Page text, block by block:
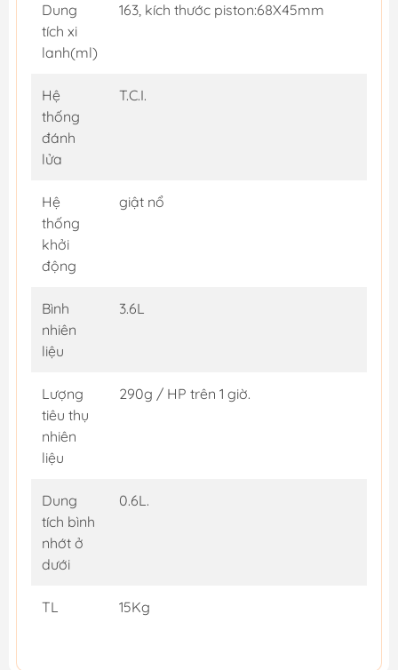
Dung
tích xi
lanh(ml)
163, kích thước piston:68X45mm
Hệ
thống
đánh
lửa
T.C.I.
Hệ
thống
khởi
động
giật nổ
Bình
nhiên
liệu
3.6L
Lượng
tiêu thụ
nhiên
liệu
290g / HP trên 1 giờ.
Dung
tích bình
nhớt ở
dưới
0.6L.
TL 15Kg